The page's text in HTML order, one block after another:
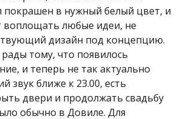
покрашен в нужный белый цвет, и
воплощать любые идеи, не
дизайн под концепцию.
тому, что появилось
и теперь не так актуально
звук ближе к 23.00, есть
двери и продолжать свадьбу
обычно в Довиле. Для